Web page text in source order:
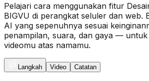
Pelajari cara menggunakan fitur
BIGVU di perangkat seluler dan web.
AI yang sepenuhnya sesuai
penampilan, suara, dan gaya — untuk
videomu atas namamu.
Langkah Video Catatan